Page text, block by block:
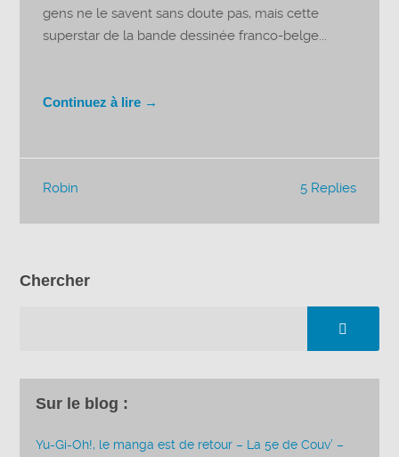
gens ne le savent sans doute pas, mais cette
superstar de la bande dessinée franco-belge...
Continuez à lire →
5 Replies
Robin
Chercher
Sur le blog :
Yu-Gi-Oh!, le manga est de retour – La 5e de Couv’ –